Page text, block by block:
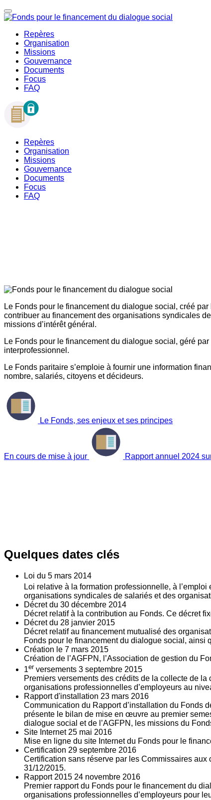
Repères
Organisation
Missions
Gouvernance
Documents
Focus
FAQ
Repères
Organisation
Missions
Gouvernance
Documents
Focus
FAQ
Le Fonds pour le financement du dialogue social, créé
contribuer au financement des organisations syndicales
missions d’intérêt général.
Le Fonds pour le financement du dialogue social, géré
interprofessionnel.
Le Fonds paritaire s’emploie à fournir une information
nombre, salariés, citoyens et décideurs.
Le Fonds, ses enjeux et ses principes
En cours de mise à jour Rapport annuel 2024
Quelques dates clés
Loi du 5 mars 2014
Loi relative à la formation professionnelle, à
organisations syndicales de salariés et des
Décret du 30 décembre 2014
Décret relatif à la contribution au Fonds. Ce décret
Décret du 28 janvier 2015
Décret relatif au financement mutualisé des
Fonds pour le financement du dialogue social, ainsi
Création le 7 mars 2015
Création de l’AGFPN, l’Association de gestion du
1er versements 3 septembre 2015
Premiers versements des crédits de la collecte de
organisations professionnelles d’employeurs au
Rapport d'installation 23 mars 2016
Communication du Rapport d’installation du Fonds
présente le bilan de mise en œuvre au premier
dialogue social et de l’AGFPN, les missions du
Site Internet 25 mai 2016
Mise en ligne du site Internet du Fonds pour le
Certification 29 septembre 2016
Certification sans réserve par les Commissaires aux
31/12/2015.
Rapport 2015 24 novembre 2016
Premier rapport du Fonds pour le financement du
organisations professionnelles d’employeurs pour